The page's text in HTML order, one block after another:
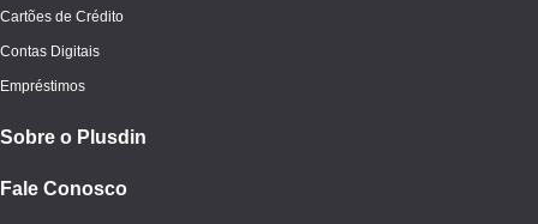
Cartões de Crédito
Contas Digitais
Empréstimos
Sobre o Plusdin
Fale Conosco